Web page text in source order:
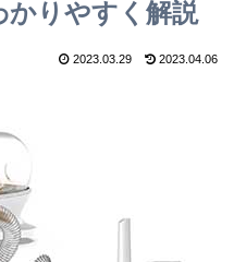
かりやすく解説
2023.03.29 2023.04.06